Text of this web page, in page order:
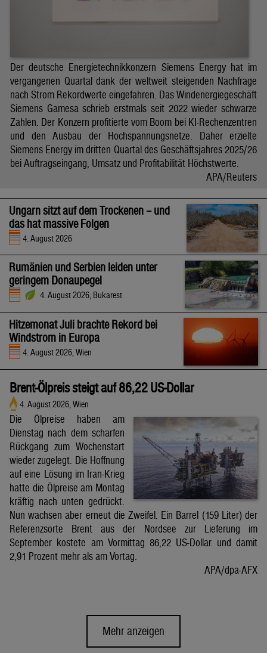
Der deutsche Energietechnikkonzern Siemens Energy hat im
vergangenen Quartal dank der weltweit steigenden Nachfrage
nach Strom Rekordwerte eingefahren. Das Windenergiegeschäft
Siemens Gamesa schrieb erstmals seit 2022 wieder schwarze
Zahlen. Der Konzern profitierte vom Boom bei KI-Rechenzentren
und den Ausbau der Hochspannungsnetze. Daher erzielte
Siemens Energy im dritten Quartal des Geschäftsjahres 2025/26
bei Auftragseingang, Umsatz und Profitabilität Höchstwerte.
APA/Reuters
Ungarn sitzt auf dem Trockenen – und
das hat massive Folgen
4. August 2026
Rumänien und Serbien leiden unter
geringem Donaupegel
4. August 2026, Bukarest
Hitzemonat Juli brachte Rekord bei
Windstrom in Europa
4. August 2026, Wien
Brent-Ölpreis steigt auf 86,22 US-Dollar
4. August 2026, Wien
Die Ölpreise haben am
Dienstag nach dem scharfen
Rückgang zum Wochenstart
wieder zugelegt. Die Hoffnung
auf eine Lösung im Iran-Krieg
hatte die Ölpreise am Montag
kräftig nach unten gedrückt.
Nun wachsen aber erneut die Zweifel. Ein Barrel (159 Liter) der
Referenzsorte Brent aus der Nordsee zur Lieferung im
September kostete am Vormittag 86,22 US-Dollar und damit
2,91 Prozent mehr als am Vortag.
APA/dpa-AFX
Mehr anzeigen